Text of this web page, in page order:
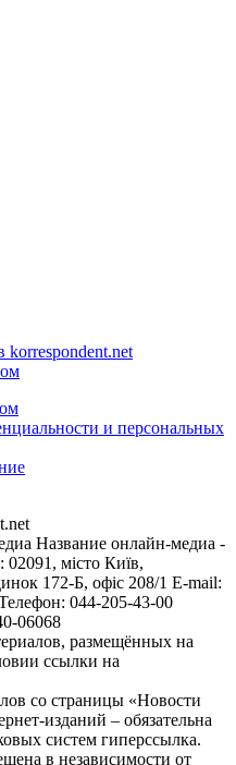
korrespondent.net
и персональных
Название онлайн-медиа -
місто Київ,
172-Б, офіс 208/1 E-mail:
044-205-43-00
06068
размещённых на
ссылки на
со страницы «Новости
изданий – обязательна
систем гиперссылка.
в независимости от